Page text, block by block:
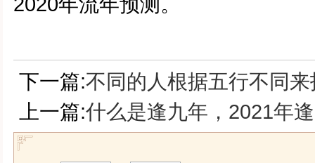
下一篇:不同的人根据五行不同
上一篇:什么是逢九年，2021年